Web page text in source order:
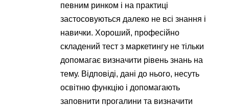
певним ринком і на практиці
застосовуються далеко не всі знання і
навички. Хороший, професійно
складений тест з маркетингу не тільки
допомагає визначити рівень знань на
тему. Відповіді, дані до нього, несуть
освітню функцію і допомагають
заповнити прогалини та визначити